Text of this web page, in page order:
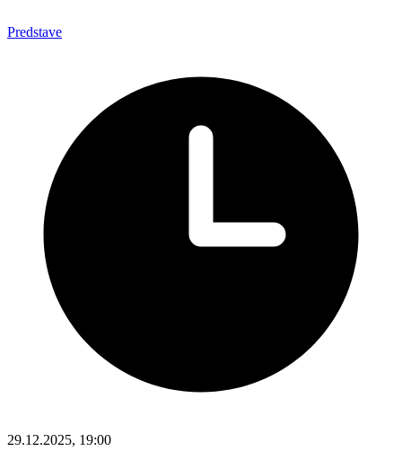
Predstave
29.12.2025, 19:00